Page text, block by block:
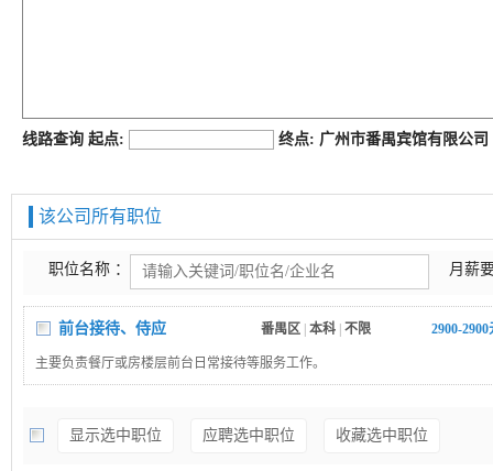
线路查询 起点: 终点: 广州市番禺宾馆有限公
该公司所有职位
职位名称 ： 月薪
前台接待、侍应 番禺区 本科 不限 2900-2900
主要负责餐厅或房楼层前台日常接待等服务工作。
显示选中职位 应聘选中职位 收藏选中职位